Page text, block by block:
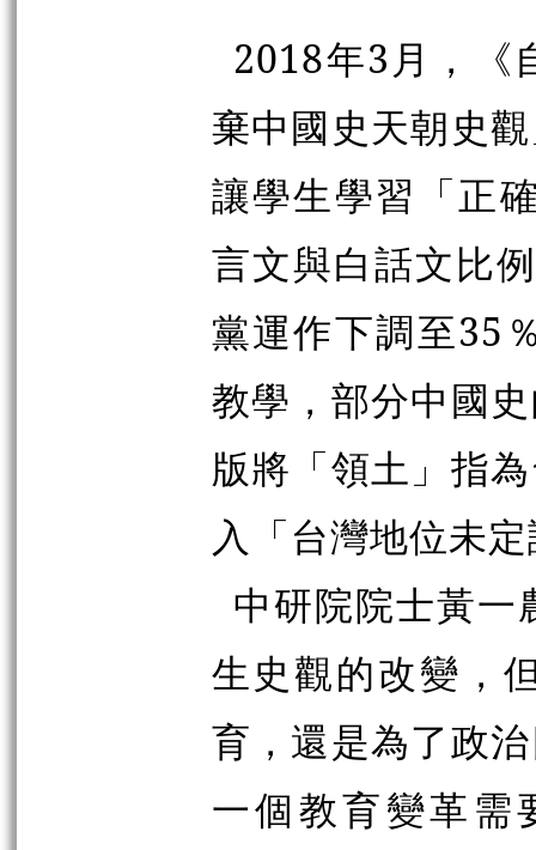
2018年3 月，《
棄中國史天朝史
讓學生學習「正
言文與白話文比
黨運作下調至35
教學，部分中國
版將「領土」指
入「台灣地位未
中研院院士黃一
生史觀的改變，
育，還是為了政
一個教育變革需